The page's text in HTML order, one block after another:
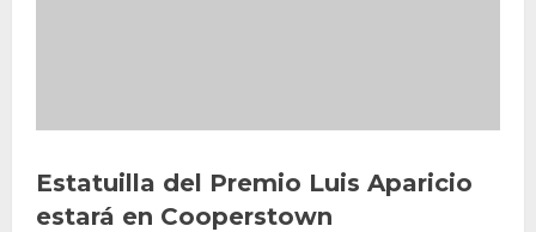
Estatuilla del Premio Luis Aparicio
estará en Cooperstown